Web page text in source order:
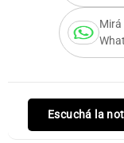
Mirá
Escuchá la